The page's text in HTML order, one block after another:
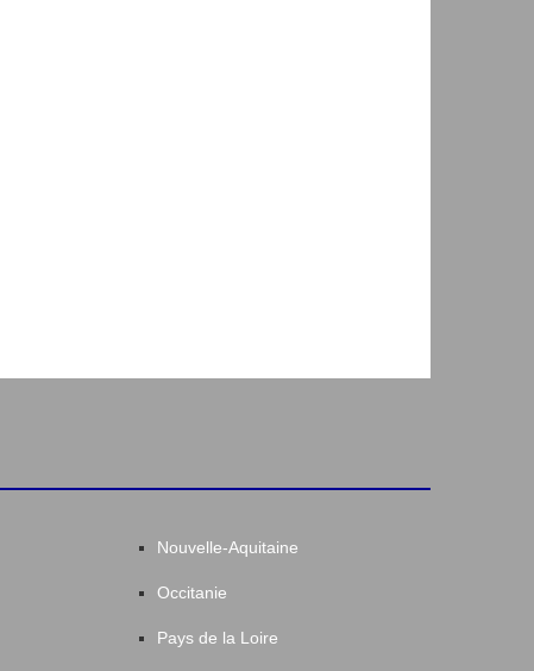
Nouvelle-Aquitaine
Occitanie
Pays de la Loire